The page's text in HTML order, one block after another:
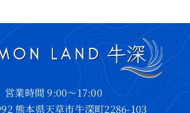
営業時間 9:00～17:00
熊本県天草市牛深町2286-103